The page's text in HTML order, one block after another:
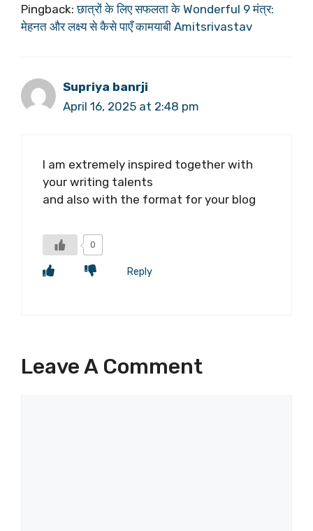
Pingback:छात्रों के लिए सफलता के Wonderful 9 मंत्र:
मेहनत और लक्ष्य से कैसे पाएँ कामयाबी Amitsrivastav
Supriya banrji
April 16, 2025 at 2:48 pm
I am extremely inspired together with
your writing talents
and also with the format for your blog
0
Reply
Leave A Comment